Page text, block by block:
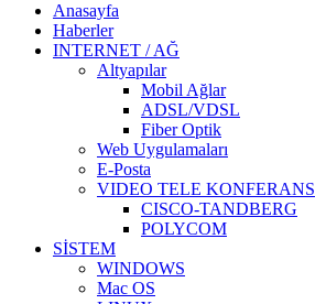
Anasayfa
Haberler
INTERNET / AĞ
Altyapılar
Mobil Ağlar
ADSL/VDSL
Fiber Optik
Web Uygulamaları
E-Posta
VIDEO TELE KONFERANS
CISCO-TANDBERG
POLYCOM
SİSTEM
WINDOWS
Mac OS